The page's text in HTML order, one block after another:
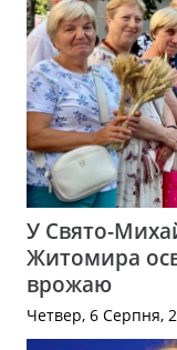
У Свято-
Житомира
врожаю
Четвер, 6 Серпня,